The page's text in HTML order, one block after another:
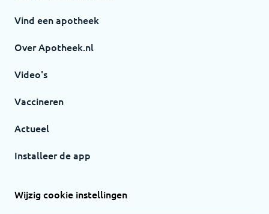
Vind een apotheek
Over Apotheek.nl
Video's
Vaccineren
Actueel
Installeer de app
Wijzig cookie instellingen